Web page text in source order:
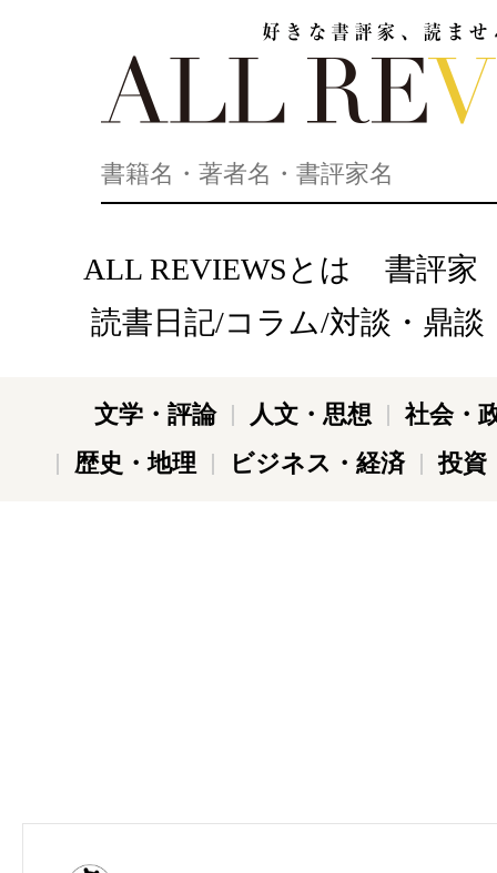
ALL REVIEWSとは
書評家
読書日記/コラム/対談・鼎談
文学・評論 人文・思想
社会・
歴史・地理
ビジネス・経済 投資